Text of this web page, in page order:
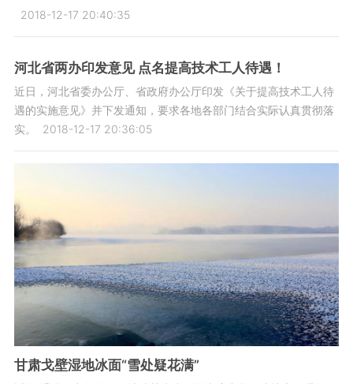
2018-12-17 20:40:35
河北省两办印发意见 点名提高技术工人待遇！
近日，河北省委办公厅、省政府办公厅印发《关于提高技术工人待
遇的实施意见》并下发通知，要求各地各部门结合实际认真贯彻落
实。
2018-12-17 20:36:05
甘肃戈壁湿地冰面“雪处疑花满”